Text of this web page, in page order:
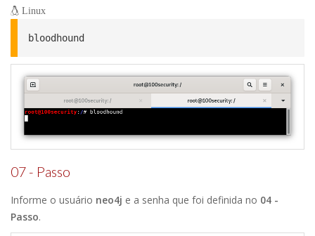
Linux
bloodhound
07 - Passo
Informe o usuário neo4j e a senha que foi definida no 04 -
Passo.